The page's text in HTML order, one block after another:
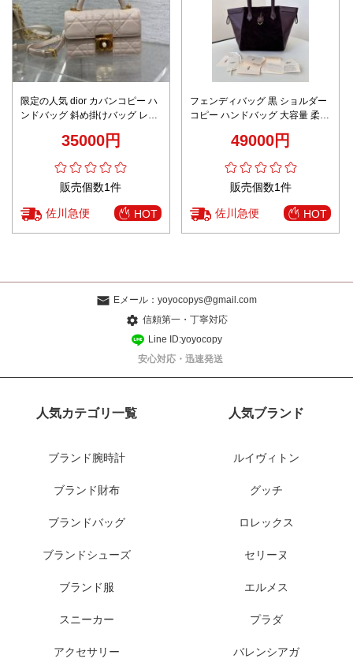
限定の人気 dior カバンコピー ハ
ンドバッグ 斜め掛けバッグ レザ
35000円
販売個数1件
佐川急便 HOT
フェンディバッグ 黒 ショルダー
コピー ハンドバッグ 大容量 柔軟
49000円
販売個数1件
佐川急便 HOT
Eメール： yoyocopys@gmail.com
信頼第一・丁寧対応
Line ID:yoyocopy
安心対応・迅速発送
人気カテゴリ一覧
ブランド腕時計
ブランド財布
ブランドバッグ
ブランドシューズ
ブランド服
スニーカー
アクセサリー
人気ブランド
ルイヴィトン
グッチ
ロレックス
セリーヌ
エルメス
プラダ
バレンシアガ